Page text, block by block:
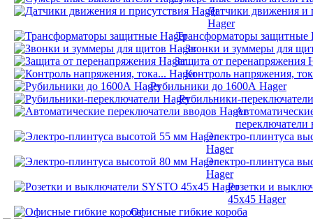
Датчики движения и
Hager
Трансформаторы защитные
Звонки и зуммеры для
Защита от перенапряжения
Контроль напряжения,
Рубильники до 1600А Hager
Рубильники-
переключатели
Электро-плинтуса
Hager
Электро-плинтуса
Hager
Розетки и
45х45 Hager
Офисные гибкие короба